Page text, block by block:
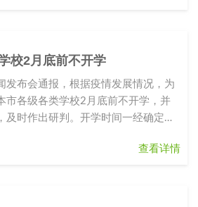
校2月底前不开学
发布会通报，根据疫情发展情况，为
市各级各类学校2月底前不开学，并
及时作出研判。开学时间一经确定，
查看详情